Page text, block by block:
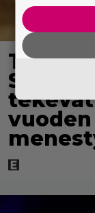
Tänän
vuoden